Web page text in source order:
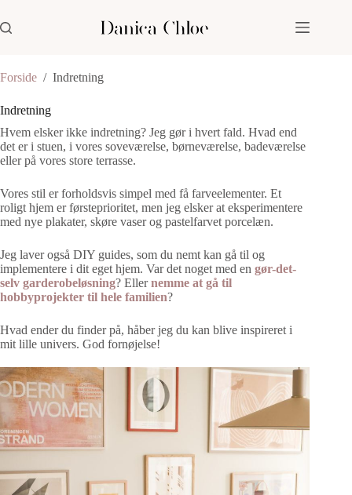
til
indhold
Forside / Indretning
Indretning
Hvem elsker ikke indretning? Jeg gør i hvert fald. Hvad end
det er i stuen, i vores soveværelse, børneværelse, badeværelse
eller på vores store terrasse.
Vores stil er forholdsvis simpel med få farveelementer. Et
roligt hjem er førsteprioritet, men jeg elsker at eksperimentere
med nye plakater, skøre vaser og pastelfarvet porcelæn.
Jeg laver også DIY guides, som du nemt kan gå til og
implementere i dit eget hjem. Var det noget med en gør-det-
selv garderobeløsning? Ellernemme at gå til
hobbyprojekter til hele familien?
Hvad ender du finder på, håber jeg du kan blive inspireret i
mit lille univers. God fornøjelse!